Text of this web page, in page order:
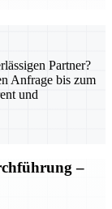
Partner?
Anfrage bis zum
und
–